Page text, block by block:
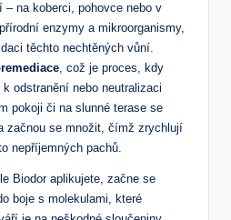
– na koberci, pohovce nebo v
enzymy a mikroorganismy,
těchto nechtěných vůní.
, což je proces, kdy
odstranění nebo neutralizaci
pokoji či na slunné terase se
začnou se množit, čímž zrychlují
nepříjemných pachů.
Biodor aplikujete, začne se
boje s molekulami, které